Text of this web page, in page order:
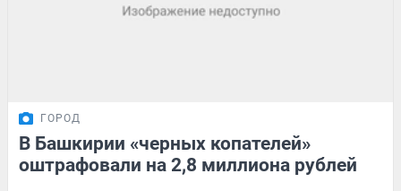
ГОРОД
В Башкирии «черных копателей»
оштрафовали на 2,8 миллиона рублей